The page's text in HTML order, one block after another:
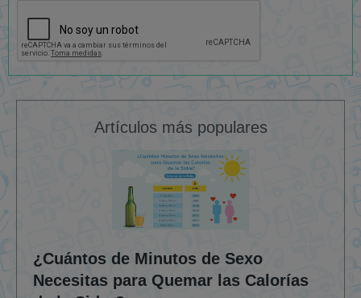
Artículos más populares
¿Cuántos de Minutos de Sexo
Necesitas para Quemar las Calorías